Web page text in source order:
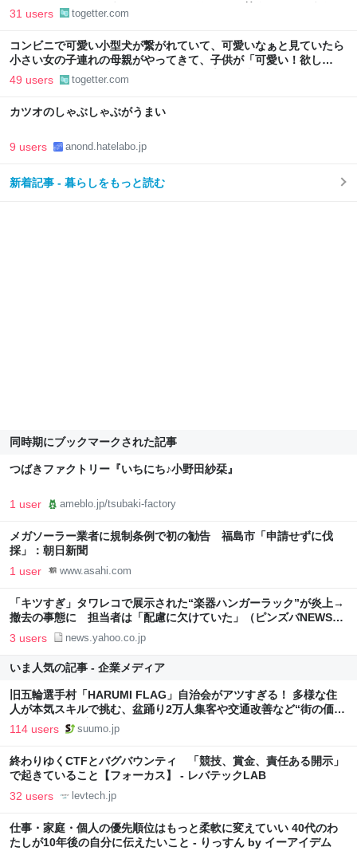
てるわけやないで。うちにはあるけどな」とか答えるんだろうな
31 users togetter.com
コンビニで可愛い小型犬が繋がれていて、可愛いなぁと見ていたら
小さい女の子連れの母親がやってきて、子供が「可愛い！欲し
い！」と言うと「連れて帰ろうか？」と言って犬に近づいて行った
49 users togetter.com
カツオのしゃぶしゃぶがうまい
9 users anond.hatelabo.jp
新着記事 - 暮らしをもっと読む
同時期にブックマークされた記事
つばきファクトリー『いちにち♪小野田紗栞』
1 user ameblo.jp/tsubaki-factory
メガソーラー業者に規制条例で初の勧告 福島市「申請せずに伐
採」：朝日新聞
1 user www.asahi.com
「キツすぎ」タワレコで展示された“楽器ハンガーラック”が炎上→
撤去の事態に 担当者は「配慮に欠けていた」（ピンズバNEWS）
- Yahoo!ニュース
3 users news.yahoo.co.jp
いま人気の記事 - 企業メディア
旧五輪選手村「HARUMI FLAG」自治会がアツすぎる！ 多様な住
人が本気スキルで挑む、盆踊り2万人集客や交通改善など“街の価値
向上”戦略 東京・中央区
114 users suumo.jp
終わりゆくCTFとバグバウンティ 「競技、賞金、責任ある開示」
で起きていること【フォーカス】 - レバテックLAB
32 users levtech.jp
仕事・家庭・個人の優先順位はもっと柔軟に変えていい 40代のわ
たしが10年後の自分に伝えたいこと - りっすん by イーアイデム